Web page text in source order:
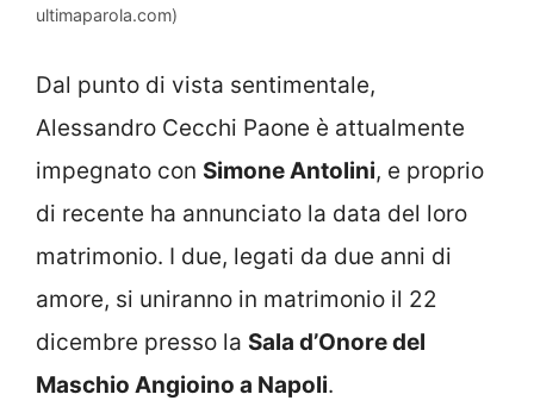
ultimaparola.com)
Dal punto di vista sentimentale,
Alessandro Cecchi Paone è attualmente
impegnato con Simone Antolini, e proprio
di recente ha annunciato la data del loro
matrimonio. I due, legati da due anni di
amore, si uniranno in matrimonio il 22
dicembre presso la Sala d’Onore del
Maschio Angioino a Napoli.